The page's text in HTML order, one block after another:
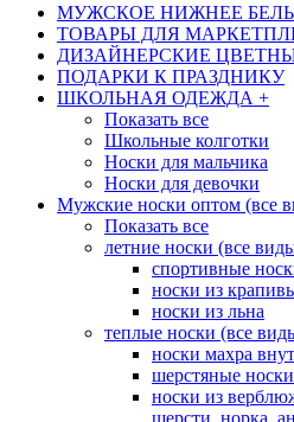
МУЖСКОЕ НИЖНЕЕ
ТОВАРЫ ДЛЯ
ДИЗАЙНЕРСКИЕ
ПОДАРКИ К ПРАЗДНИКУ
ШКОЛЬНАЯ ОДЕЖДА +
Показать все
Школьные колготки
Носки для мальчика
Носки для девочки
Мужские носки оптом (все
Показать все
летние носки (все
спортивные
носки из
носки из льна
теплые носки (все
носки махра
шерстяные носки
носки из
шерсти, норка,